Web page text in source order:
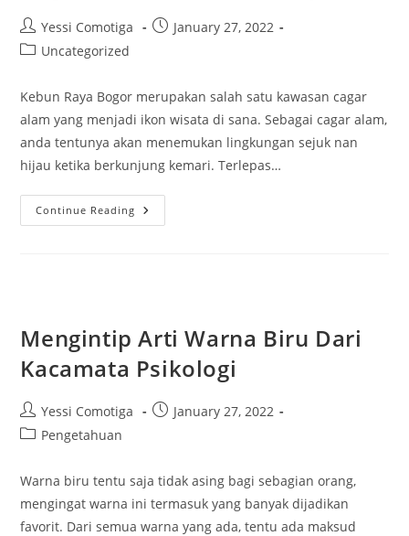
Post
author:
Yessi Comotiga
PostJanuary 27, 2022
PostUncategorized
Kebun Raya Bogor merupakan salah satu kawasan cagar
alam yang menjadi ikon wisata di sana. Sebagai cagar alam,
anda tentunya akan menemukan lingkungan sejuk nan
hijau ketika berkunjung kemari. Terlepas…
Continue Reading Menguak
Mitos
Mengintip Arti Warna Biru Dari
Kacamata Psikologi
Post
author:
Yessi Comotiga
PostJanuary 27, 2022
PostPengetahuan
Warna biru tentu saja tidak asing bagi sebagian orang,
mengingat warna ini termasuk yang banyak dijadikan
favorit. Dari semua warna yang ada, tentu ada maksud